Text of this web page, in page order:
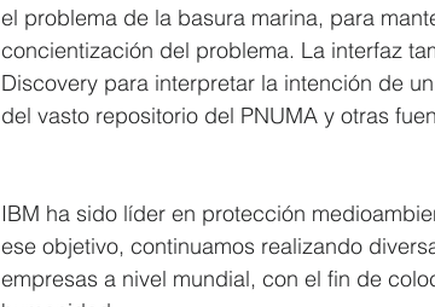
el problema de la basura marina, para
concientización del problema. La interfaz
Discovery para interpretar la intención de
del vasto repositorio del PNUMA y otras
IBM ha sido líder en protección
ese objetivo, continuamos realizando
empresas a nivel mundial, con el fin de